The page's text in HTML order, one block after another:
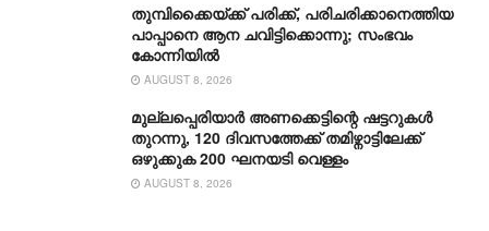
തുമ്പിക്കൈയ്ക്ക് പരിക്ക്, പരിചരിക്കാനെത്തിയ
പാപ്പാനെ ആന ചവിട്ടിക്കൊന്നു; സംഭവം
കോന്നിയിൽ
AUGUST 8, 2026
മുല്ലപ്പെരിയാർ അണക്കെട്ടിന്റെ ഷട്ടറുകൾ
തുറന്നു, 120 ദിവസത്തേക്ക് തമിഴ്നാ‌ട്ടിലേക്ക്
ഒഴുക്കുക 200 ഘനയടി വെള്ളം
AUGUST 8, 2026